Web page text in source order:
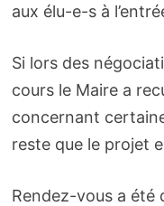
aux élu-e-s à
Si lors des
cours le Maire a
concernant
reste que le projet
Rendez-vous a été